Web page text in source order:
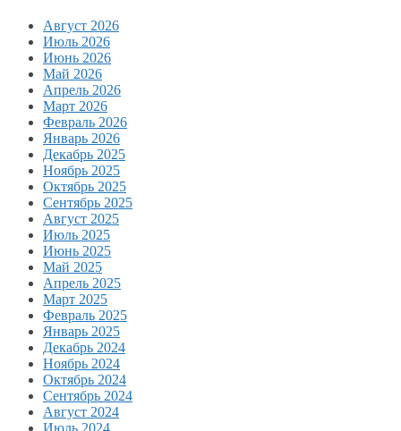
Август 2026
Июль 2026
Июнь 2026
Май 2026
Апрель 2026
Март 2026
Февраль 2026
Январь 2026
Декабрь 2025
Ноябрь 2025
Октябрь 2025
Сентябрь 2025
Август 2025
Июль 2025
Июнь 2025
Май 2025
Апрель 2025
Март 2025
Февраль 2025
Январь 2025
Декабрь 2024
Ноябрь 2024
Октябрь 2024
Сентябрь 2024
Август 2024
Июль 2024